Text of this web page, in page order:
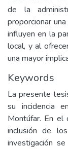
de la
proporcionar
influyen en la
local, y al
una mayor
Keywords
La presente
su incidencia
Montúfar. En el
inclusión de
investigación